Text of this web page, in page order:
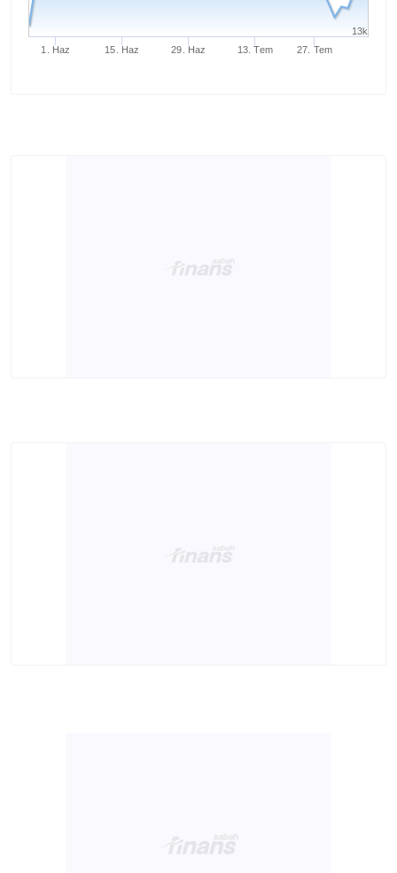
1. Haz 15. Haz 29. Haz 13. Tem 27. Tem
13k